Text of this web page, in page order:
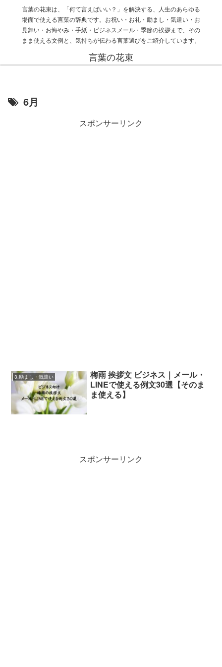
言葉の花束は、「何て言えばいい？」を解決する、人生のあらゆる
場面で使える言葉の辞典です。お祝い・お礼・励まし・気遣い・お
見舞い・お悔やみ・手紙・ビジネスメール・季節の挨拶まで、その
まま使える文例と、気持ちが伝わる言葉選びをご紹介しています。
言葉の花束
6月
スポンサーリンク
3.励まし・気遣い
梅雨 挨拶文 ビジネス｜メール・
LINEで使える例文30選【そのま
ま使える】
スポンサーリンク